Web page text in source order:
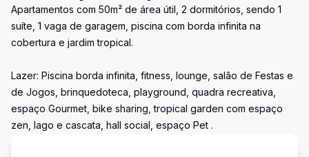
Apartamentos com 50m² de área útil, 2 dormitórios, sendo 1
suíte, 1 vaga de garagem, piscina com borda infinita na
cobertura e jardim tropical.
Lazer: Piscina borda infinita, fitness, lounge, salão de Festas e
de Jogos, brinquedoteca, playground, quadra recreativa,
espaço Gourmet, bike sharing, tropical garden com espaço
zen, lago e cascata, hall social, espaço Pet .